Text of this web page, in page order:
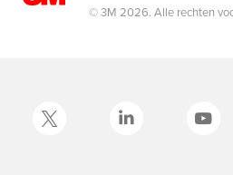
© 3M 2026. Alle rechten